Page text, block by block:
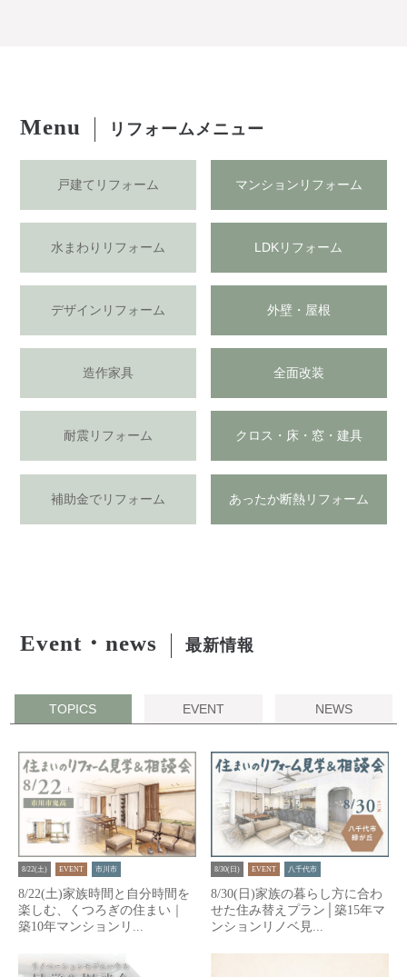
Menu リフォームメニュー
戸建てリフォーム マンションリフォーム
水まわりリフォーム LDKリフォーム
デザインリフォーム 外壁・屋根
造作家具 全面改装
耐震リフォーム クロス・床・窓・建具
補助金でリフォーム あったか断熱リフォーム
Event・news 最新情報
TOPICS EVENT NEWS
8/22(土) EVENT 市川市
8/22(土)家族時間と自分時間を
楽しむ、くつろぎの住まい｜
築10年マンションリ...
8/30(日) EVENT 八千代市
8/30(日)家族の暮らし方に合わ
せた住み替えプラン│築15年マ
ンションリノベ見...